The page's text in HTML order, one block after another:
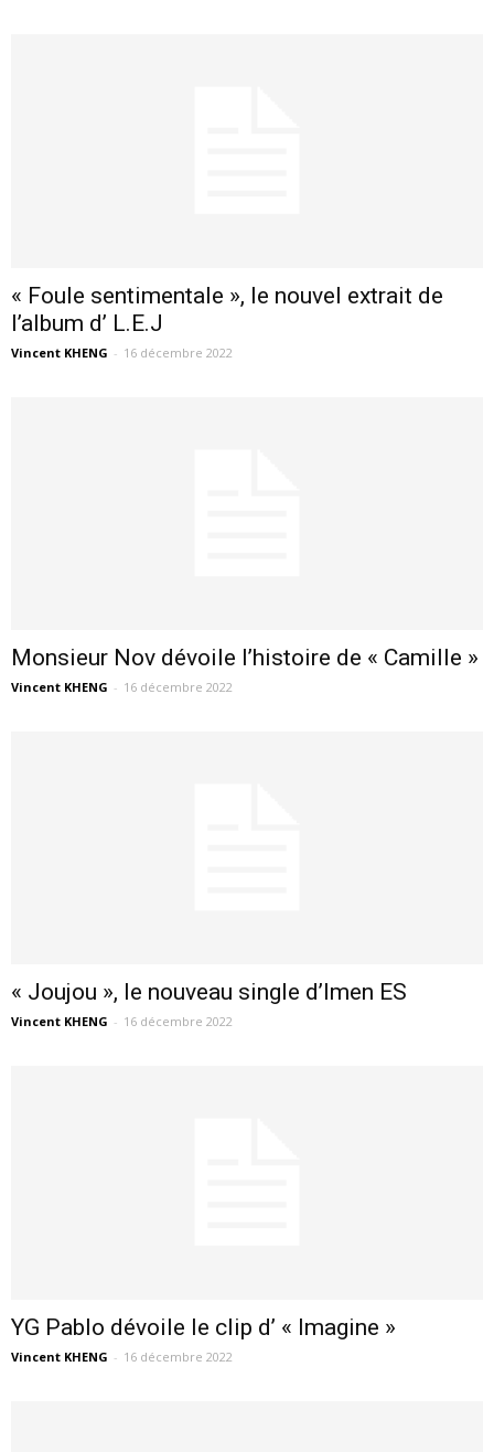
« Foule sentimentale », le nouvel extrait de
l’album d’ L.E.J
Vincent KHENG - 16 décembre 2022
Monsieur Nov dévoile l’histoire de « Camille »
Vincent KHENG - 16 décembre 2022
« Joujou », le nouveau single d’Imen ES
Vincent KHENG - 16 décembre 2022
YG Pablo dévoile le clip d’ « Imagine »
Vincent KHENG - 16 décembre 2022